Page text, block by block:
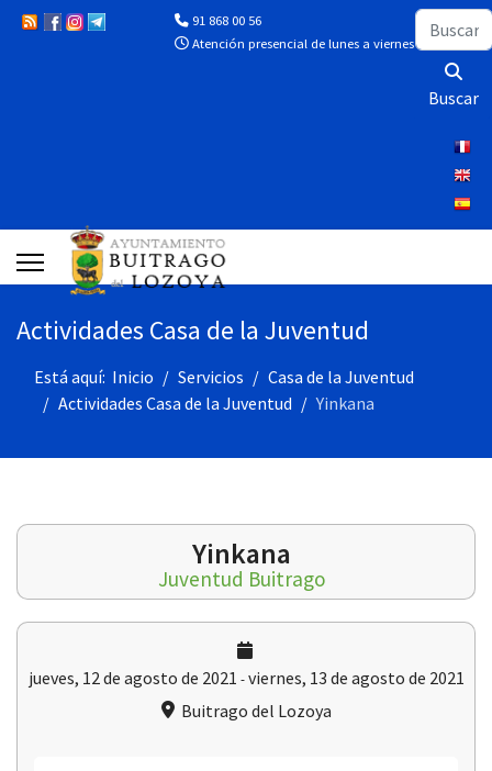
91 868 00 56
Atención presencial de lunes a viernes de 10:00 a
Buscar
Buscar
Actividades Casa de la Juventud
Está aquí: Inicio Servicios
Casa de la Juventud
Actividades Casa de la Juventud
Yinkana
Yinkana
Juventud Buitrago
jueves, 12 de agosto de 2021 -viernes, 13 de agosto de 2021
Buitrago del Lozoya